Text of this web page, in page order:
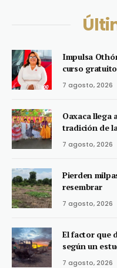
Impulsa
curso
7 agosto, 2026
Oaxaca llega
tradición de
7 agosto, 2026
Pierden
resembrar
7 agosto, 2026
El factor que
según un
7 agosto, 2026